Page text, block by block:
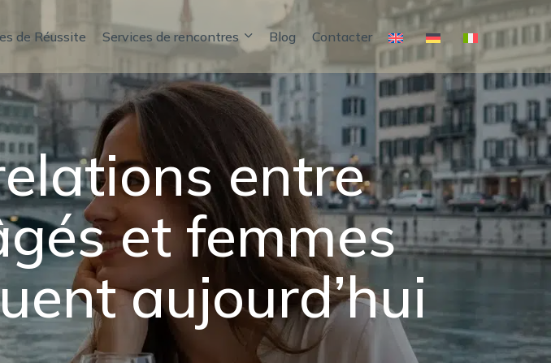
de Réussite Services de rencontres Blog Contacter
entre
et femmes
aujourd’hui